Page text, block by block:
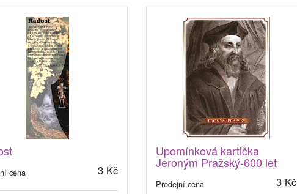
cena 3 Kč
Upomínková kartička
Jeroným Pražský-600 let
Prodejní cena 3 Kč